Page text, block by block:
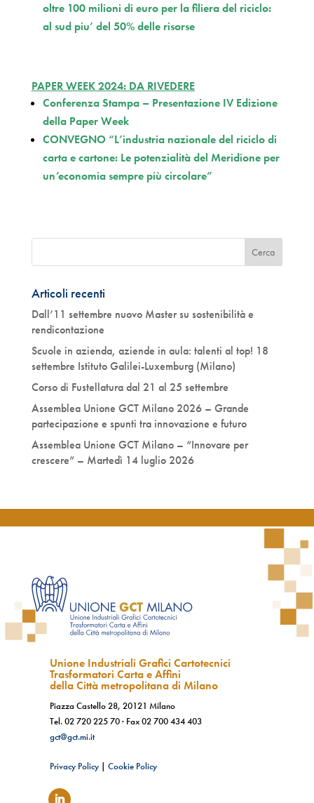
oltre 100 milioni di euro per la filiera del riciclo:
al sud piu’ del 50% delle risorse
PAPER WEEK 2024: DA RIVEDERE
Conferenza Stampa – Presentazione IV Edizione
della Paper Week
CONVEGNO “L’industria nazionale del riciclo di
carta e cartone: Le potenzialità del Meridione per
un’economia sempre più circolare”
Articoli recenti
Dall’11 settembre nuovo Master su sostenibilità e
rendicontazione
Scuole in azienda, aziende in aula: talenti al top! 18
settembre Istituto Galilei-Luxemburg (Milano)
Corso di Fustellatura dal 21 al 25 settembre
Assemblea Unione GCT Milano 2026 – Grande
partecipazione e spunti tra innovazione e futuro
Assemblea Unione GCT Milano – “Innovare per
crescere” – Martedì 14 luglio 2026
Unione Industriali Grafici Cartotecnici
Trasformatori Carta e Affini
della Città metropolitana di Milano
Piazza Castello 28, 20121 Milano
Tel.02 720 225 70· Fax02 700 434 403
gct@gct.mi.it
Privacy Policy| Cookie Policy